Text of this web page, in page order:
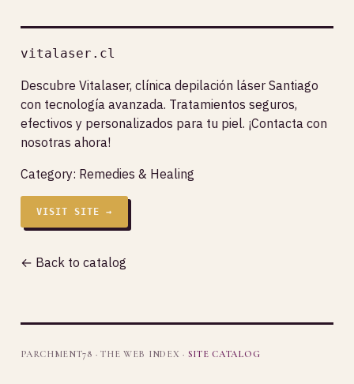
vitalaser.cl
Descubre Vitalaser, clínica depilación láser Santiago
con tecnología avanzada. Tratamientos seguros,
efectivos y personalizados para tu piel. ¡Contacta con
nosotras ahora!
Category: Remedies & Healing
VISIT SITE →
← Back to catalog
PARCHMENT78 · THE WEB INDEX · SITE CATALOG